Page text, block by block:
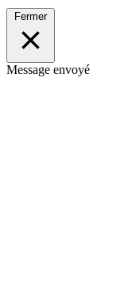
Fermer
Message envoyé